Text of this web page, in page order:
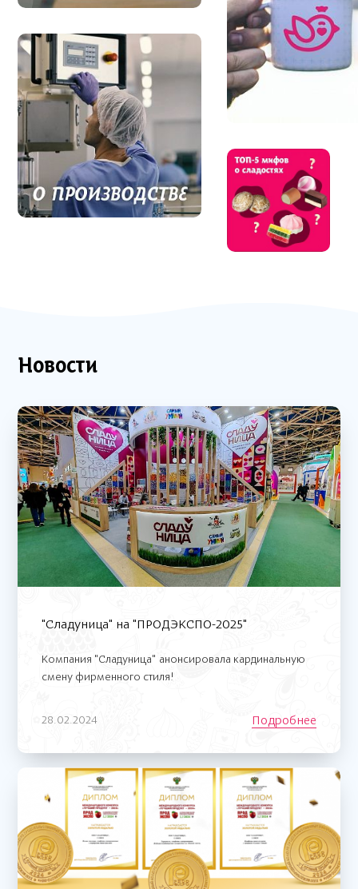
Новости
"Сладуница" на "ПРОДЭКСПО-2025"
Компания "Сладуница" анонсировала кардинальную
смену фирменного стиля!
28.02.2024 Подробнее